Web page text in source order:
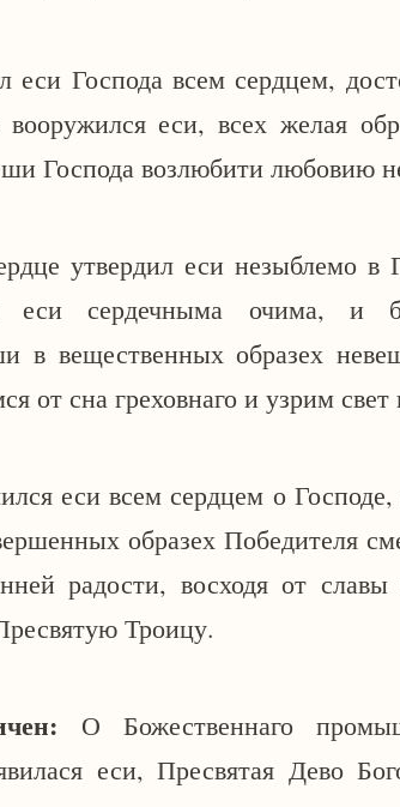
еси Господа всем сердцем,
вооружился еси, всех желая
Господа возлюбити любовию
утвердил еси незыблемо в
еси сердечныма очима, и
в вещественных образех
от сна греховнаго и узрим
еси всем сердцем о
образех Победителя
радости, восходя от
Троицу.
О Божественнаго
еси, Пресвятая Дево